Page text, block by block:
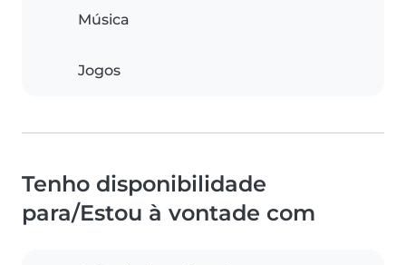
Música
Jogos
Tenho disponibilidade
para/Estou à vontade com